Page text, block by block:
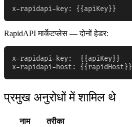
x-rapidapi-key: {{apiKey}}
RapidAPI मार्केटप्लेस — दोनों हेडर:
x-rapidapi-key:  {{apiKey}}
x-rapidapi-host: {{rapidHost}}
प्रमुख अनुरोधों में शामिल थे
नाम तरीका